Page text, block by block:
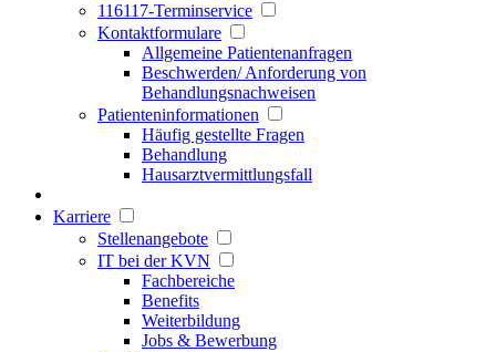
116117-Terminservice
Kontaktformulare
Allgemeine Patientenanfragen
Beschwerden/ Anforderung von
Behandlungsnachweisen
Patienteninformationen
Häufig gestellte Fragen
Behandlung
Hausarztvermittlungsfall
Karriere
Stellenangebote
IT bei der KVN
Fachbereiche
Benefits
Weiterbildung
Jobs & Bewerbung